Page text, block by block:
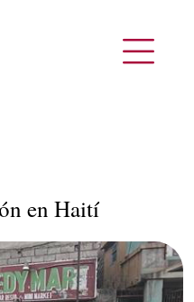
en Haití